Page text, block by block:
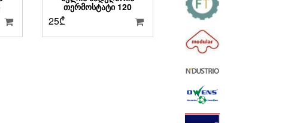
ᲗᲔᲠᲛᲝᲡᲢᲐᲢᲘ 120
25₾